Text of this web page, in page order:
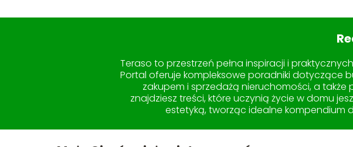
Teraso to przestrzeń pełna inspiracji i
Portal oferuje kompleksowe poradniki dotyczące
zakupem i sprzedażą nieruchomości, a
znajdziesz treści, które uczynią życie w domu
estetyką, tworząc idealne kompendium